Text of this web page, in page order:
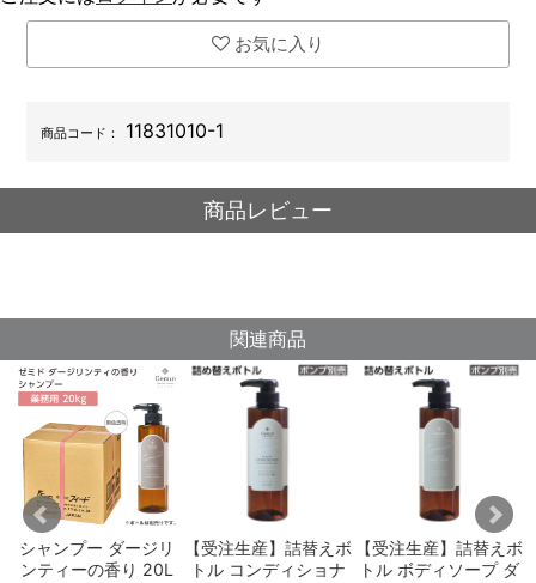
お気に入り
商品コード： 11831010-1
商品レビュー
関連商品
シャンプー ダージリ
ンティーの香り 20L
【受注生産】詰替えボ
トル コンディショナ
【受注生産】詰替えボ
トル ボディソープ ダ